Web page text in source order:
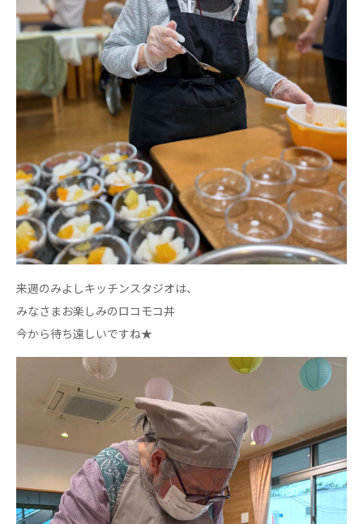
洛桂の郷
桂寿の郷
訪問看護ステーション秋桜
上桂の郷
ファミリエール吉祥院
教育（共に生きる仲間達）
学校法人明星学園 関東福祉専門学校
国際医療専門学校 浦和学院高等学校
明星幼稚園 志学会高等学校
特定非営利活動法人ファイアーレッズメディカルスポ
特定非営利活動法人アート応援隊
その他
Mediclude 株式会社アジアメデカ元気事業団
株式会社フラワーコミュニティ放送
Medicare Lead Japan
株式会社日本医科学研究所
特定非営利活動法人共生フォーラム
来週のみよしキッチンスタジオは、
みなさまお楽しみのロコモコ丼
今から待ち遠しいですね★